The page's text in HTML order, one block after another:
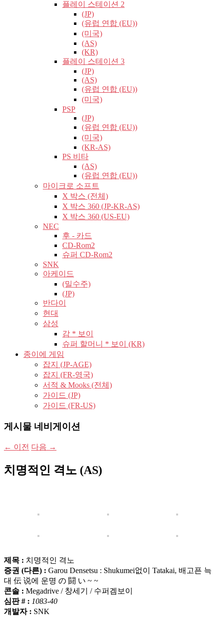
플레이 스테이션 2
(JP)
(유럽​​ 연합 (EU))
(미국)
(AS)
(KR)
플레이 스테이션 3
(JP)
(AS)
(유럽​​ 연합 (EU))
(미국)
PSP
(JP)
(유럽​​ 연합 (EU))
(미국)
(KR-AS)
PS 비타
(AS)
(유럽​​ 연합 (EU))
마이크로 소프트
X 박스 (전체)
X 박스 360 (JP-KR-AS)
X 박스 360 (US-EU)
NEC
후 - 카드
CD-Rom2
슈퍼 CD-Rom2
SNK
아케이드
(밀수주)
(JP)
반다이
현대
삼성
감 * 보이
슈퍼 할머니 * 보이 (KR)
종이에 게임
잡지 (JP-AGE)
잡지 (FR-영국)
서적 & Mooks (전체)
가이드 (JP)
가이드 (FR-US)
게시물 네비게이션
← 이전 다음 →
치명적인 격노 (AS)
제목 : 치명적인 격노
증권 (다른) : Garou Densetsu : Shukumei없이 Tatakai, 배고픈 늑
대 伝 说에 운명 の 闘 い ~ ~
콘솔 : Megadrive / 창세기 / 수퍼겜보이
심판 # : 1083-40
개발자 : SNK